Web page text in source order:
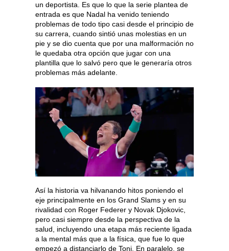
un deportista. Es que lo que la serie plantea de
entrada es que Nadal ha venido teniendo
problemas de todo tipo casi desde el principio de
su carrera, cuando sintió unas molestias en un
pie y se dio cuenta que por una malformación no
le quedaba otra opción que jugar con una
plantilla que lo salvó pero que le generaría otros
problemas más adelante.
Así la historia va hilvanando hitos poniendo el
eje principalmente en los Grand Slams y en su
rivalidad con Roger Federer y Novak Djokovic,
pero casi siempre desde la perspectiva de la
salud, incluyendo una etapa más reciente ligada
a la mental más que a la física, que fue lo que
empezó a distanciarlo de Toni. En paralelo, se